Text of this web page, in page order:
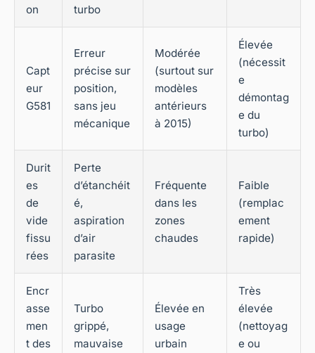
on
turbo
Capt
eur
G581
Erreur
précise sur
position,
sans jeu
mécanique
Modérée
(surtout sur
modèles
antérieurs
à 2015)
Élevée
(nécessit
e
démontag
e du
turbo)
Durit
es
de
vide
fissu
rées
Perte
d’étanchéit
é,
aspiration
d’air
parasite
Fréquente
dans les
zones
chaudes
Faible
(remplac
ement
rapide)
Encr
asse
men
t des
Turbo
grippé,
mauvaise
Élevée en
usage
urbain
Très
élevée
(nettoyag
e ou